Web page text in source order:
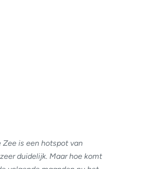
Zee is een hotspot van
duidelijk. Maar hoe komt